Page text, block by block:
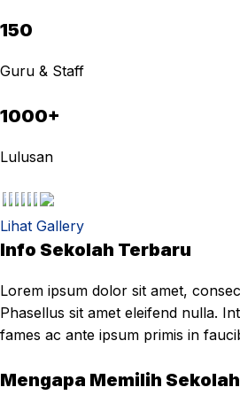
150
Guru & Staff
1000+
Lulusan
Lihat Gallery
Info Sekolah Terbaru
Lorem ipsum dolor sit amet,
Phasellus sit amet eleifend nulla.
fames ac ante ipsum primis in
Mengapa Memilih